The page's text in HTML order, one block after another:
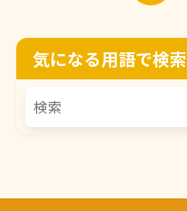
気になる用語で検索